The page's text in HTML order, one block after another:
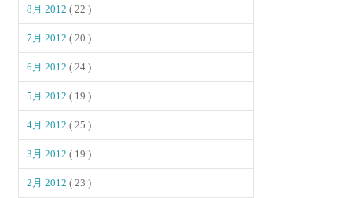
8月 2012( 22 )
7月 2012( 20 )
6月 2012( 24 )
5月 2012( 19 )
4月 2012( 25 )
3月 2012( 19 )
2月 2012( 23 )